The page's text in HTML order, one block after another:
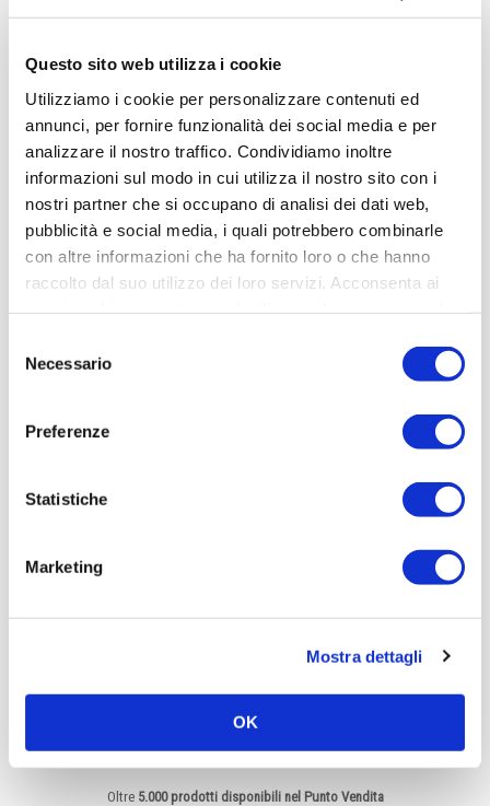
Questo sito web utilizza i cookie
Utilizziamo i cookie per personalizzare contenuti ed
annunci, per fornire funzionalità dei social media e per
analizzare il nostro traffico. Condividiamo inoltre
informazioni sul modo in cui utilizza il nostro sito con i
nostri partner che si occupano di analisi dei dati web,
pubblicità e social media, i quali potrebbero combinarle
con altre informazioni che ha fornito loro o che hanno
raccolto dal suo utilizzo dei loro servizi. Acconsenta ai
delNecessario
Preferenze
Statistiche
Marketing
Mostra dettagli
OK
Oltre 5.000 prodotti disponibili nel Punto Vendita